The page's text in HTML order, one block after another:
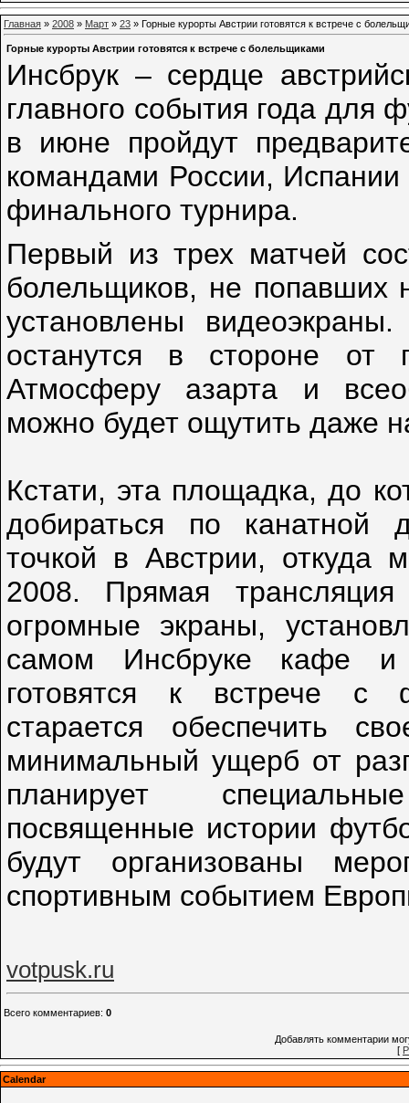
Главная » 2008 » Март » 23 » Горные курорты Австрии готовятся к встрече с
Горные курорты Австрии готовятся к встрече с болельщиками
Инсбрук – сердце
главного события года для
в июне пройдут
командами России,
финального турнира.
Первый из трех матчей
болельщиков, не попавших
установлены
останутся в стороне от
Атмосферу азарта и
можно будет ощутить даже
Кстати, эта площадка, до
добираться по канатной
точкой в Австрии, откуда
2008. Прямая
огромные экраны,
самом Инсбруке кафе и
готовятся к встрече с
старается обеспечить
минимальный ущерб от
планирует
посвященные истории
будут организованы
спортивным событием
votpusk.ru
Всего комментариев: 0
Добавлять комментарии
[
Calendar